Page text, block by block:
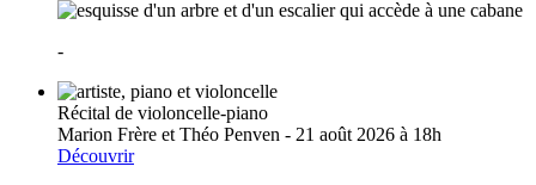
-
Récital de violoncelle-piano
Marion Frère et Théo Penven - 21 août 2026 à 18h
Découvrir